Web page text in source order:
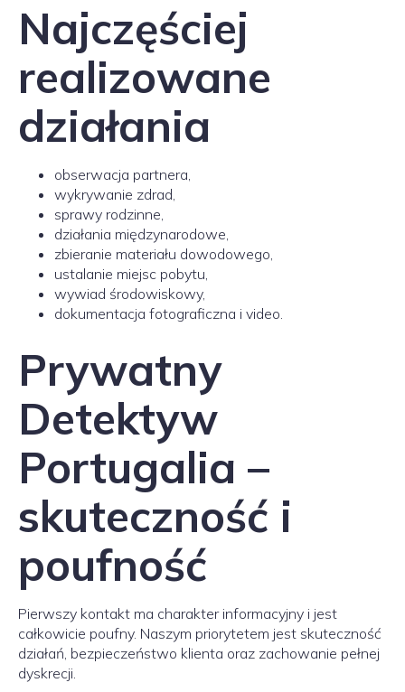
Najczęściej
realizowane
działania
obserwacja partnera,
wykrywanie zdrad,
sprawy rodzinne,
działania międzynarodowe,
zbieranie materiału dowodowego,
ustalanie miejsc pobytu,
wywiad środowiskowy,
dokumentacja fotograficzna i video.
Prywatny
Detektyw
Portugalia –
skuteczność i
poufność
Pierwszy kontakt ma charakter informacyjny i jest
całkowicie poufny. Naszym priorytetem jest skuteczność
działań, bezpieczeństwo klienta oraz zachowanie pełnej
dyskrecji.